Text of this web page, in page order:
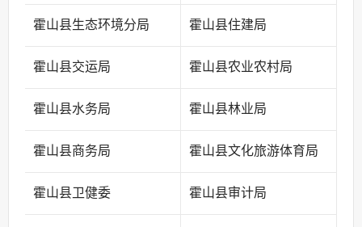
霍山县生态环境分局 霍山县住建局
霍山县交运局 霍山县农业农村局
霍山县水务局 霍山县林业局
霍山县商务局 霍山县文化旅游体育局
霍山县卫健委 霍山县审计局